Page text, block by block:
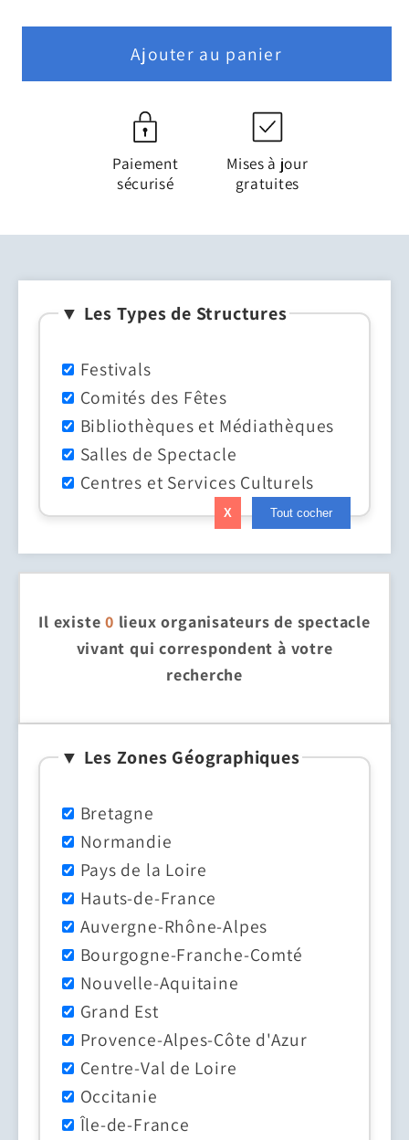
Ajouter au panier
Paiement
sécurisé
Mises à jour
gratuites
▼ Les Types de Structures
Festivals
Comités des Fêtes
Bibliothèques et Médiathèques
Salles de Spectacle
Centres et Services Culturels
X Tout cocher
Il existe0 lieux organisateurs de spectacle
vivant qui correspondent à votre
recherche
▼ Les Zones Géographiques
Bretagne
Normandie
Pays de la Loire
Hauts-de-France
Auvergne-Rhône-Alpes
Bourgogne-Franche-Comté
Nouvelle-Aquitaine
Grand Est
Provence-Alpes-Côte d'Azur
Centre-Val de Loire
Occitanie
Île-de-France